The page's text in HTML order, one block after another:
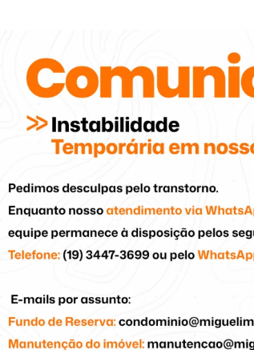
Casa Própria Ou
Por Que O Imóvel É A
Mais Segura Para O
Futuro.
Imóvel é a Base Mais Segura
Futuro. Quando pensamos